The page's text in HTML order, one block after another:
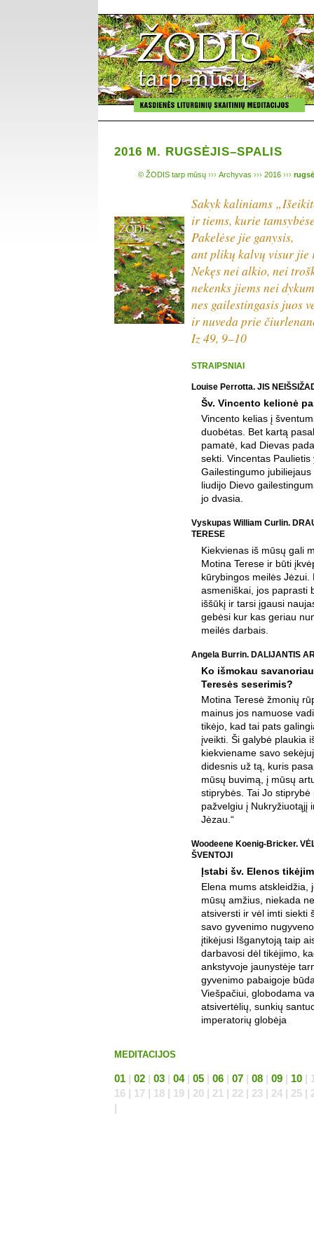
2016 M. RUGSĖJIS–SPALIS
© ŽODIS tarp mūsų ››› Archyvas ››› 2016 ›››
Sakyk kaliniams
ir tiems, kurie
Pakelėse jie ganysis,
ant plikų kalvų visur jie
Nekęs nei alkio, nei
nekenks jiems nei
nes gailestingasis juos
ir nuveda prie
Iz 49, 9–10
STRAIPSNIAI
Louise Perrotta. JIS
Šv. Vincento kelionė
Vincento kelias į
duobėtas. Bet kartą
pamatė, kad Dievas
sekti. Vincentas Paulietis
Gailestingumo
liudijo Dievo
jo dvasia.
Vyskupas William Curlin.
TERESE
Kiekvienas iš mūsų gali
Motina Terese ir būti
kūrybingos meilės Jėzui.
asmeniškai, jos paprasti
iššūkį ir tarsi įgausi
gebėsi kur kas geriau
meilės darbais.
Angela Burrin. DALIJANTIS
Ko išmokau
Teresės seserimis?
Motina Teresė žmonių
mainus jos namuose
tikėjo, kad tai pats
įveikti. Ši galybė plaukia
kiekviename savo
didesnis už tą, kuris
mūsų buvimą, į mūsų
stiprybės. Tai Jo
pažvelgiu į Nukryžiuotąjį
Jėzau.“
Woodeene Koenig-Bricker.
ŠVENTOJI
Įstabi šv. Elenos
Elena mums atskleidžia,
mūsų amžius, niekada
atsiversti ir vėl imti siekti
savo gyvenimo
įtikėjusi Išganytoją taip
darbavosi dėl tikėjimo,
ankstyvoje jaunystėje
gyvenimo pabaigoje
Viešpačiui, globodama
atsivertėlių, sunkių
imperatorių globėja
MEDITACIJOS
01 | 02 | 03 | 04| 05 | 06 | 07 | 08 | 09 | 10 |
16 | 17 | 18 | 19 | 20 | 21 | 22 | 23 | 24 | 25 |
|